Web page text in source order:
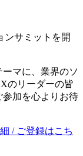
ンサミットを開
マに、業界のソ
のリーダーの皆
加を心よりお待
/ ご登録はこち